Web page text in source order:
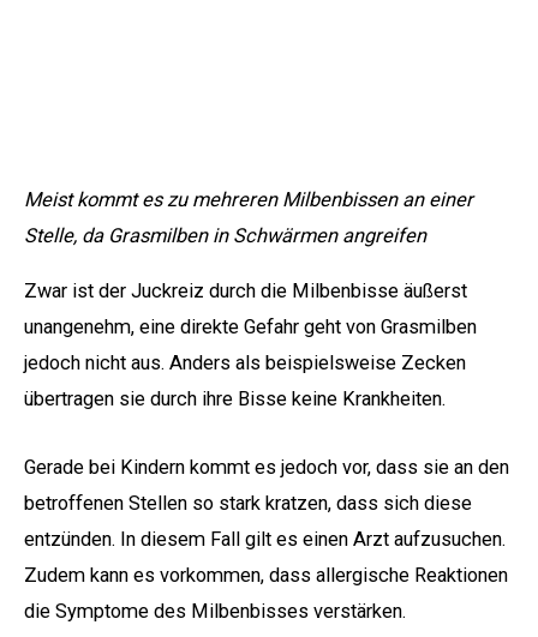
Meist kommt es zu mehreren Milbenbissen an einer
Stelle, da Grasmilben in Schwärmen angreifen
Zwar ist der Juckreiz durch die Milbenbisse äußerst
unangenehm, eine direkte Gefahr geht von Grasmilben
jedoch nicht aus. Anders als beispielsweise Zecken
übertragen sie durch ihre Bisse keine Krankheiten.
Gerade bei Kindern kommt es jedoch vor, dass sie an den
betroffenen Stellen so stark kratzen, dass sich diese
entzünden. In diesem Fall gilt es einen Arzt aufzusuchen.
Zudem kann es vorkommen, dass allergische Reaktionen
die Symptome des Milbenbisses verstärken.